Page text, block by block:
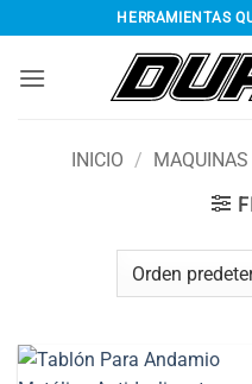
al
contenido
HERRAMIENTAS
INICIO / MAQUINAS